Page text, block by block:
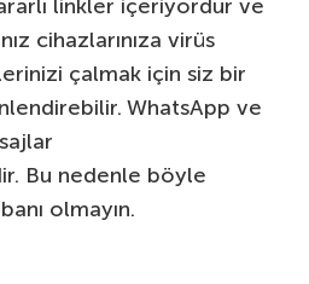
linkler içeriyordur ve
cihazlarınıza virüs
çalmak için siz bir
WhatsApp ve
Bu nedenle böyle
olmayın.